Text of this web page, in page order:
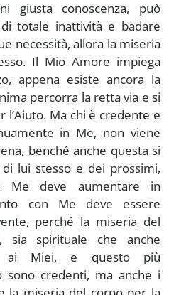
giusta conoscenza, può
totale inattività e badare
necessità, allora la miseria
Il Mio Amore impiega
appena esiste ancora la
percorra la retta via e si
l’Aiuto. Ma chi è credente e
in Me, non viene
benché anche questa si
di lui stesso e dei prossimi,
Me deve aumentare in
con Me deve essere
perché la miseria del
sia spirituale che anche
ai Miei, e questo più
sono credenti, ma anche i